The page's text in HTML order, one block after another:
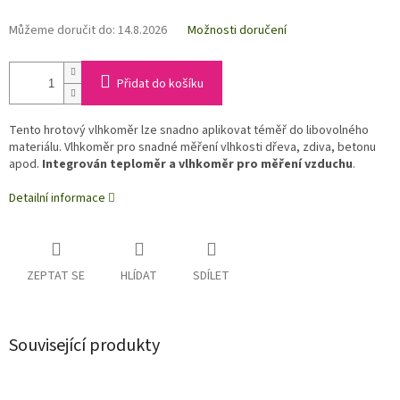
Můžeme doručit do: 14.8.2026 Možnosti doručení
Přidat do košíku
Tento hrotový vlhkoměr lze snadno aplikovat téměř do libovolného
materiálu. Vlhkoměr pro snadné měření vlhkosti dřeva, zdiva, betonu
apod. Integrován teploměr a vlhkoměr pro měření vzduchu.
Detailní informace
ZEPTAT SE HLÍDAT SDÍLET
Související produkty